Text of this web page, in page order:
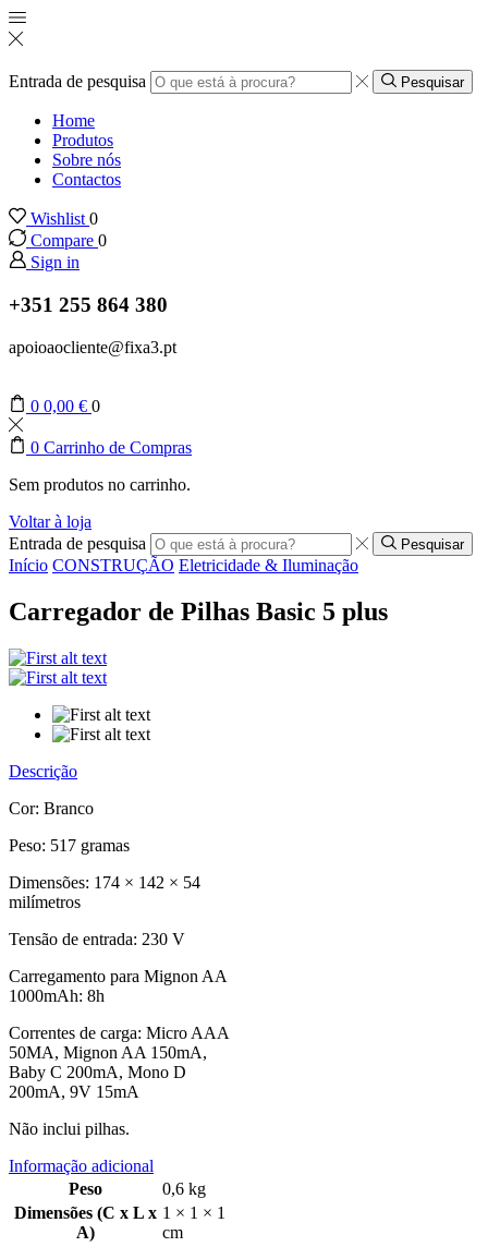
Entrada de pesquisa Pesquisar
Home
Produtos
Sobre nós
Contactos
Wishlist 0
Compare 0
Sign in
+351 255 864 380
apoioaocliente@fixa3.pt
0 0,00 € 0
0 Carrinho de Compras
Sem produtos no carrinho.
Voltar à loja
Entrada de pesquisa
Pesquisar
Início CONSTRUÇÃO Eletricidade & Iluminação
Carregador de Pilhas Basic 5 plus
Descrição
Cor: Branco
Peso: 517 gramas
Dimensões: 174 × 142 × 54
milímetros
Tensão de entrada: 230 V
Carregamento para Mignon AA
1000mAh: 8h
Correntes de carga: Micro AAA
50MA, Mignon AA 150mA,
Baby C 200mA, Mono D
200mA, 9V 15mA
Não inclui pilhas.
Informação adicional
Peso
0,6 kg
Dimensões (C x L x
A)
1 × 1 × 1
cm